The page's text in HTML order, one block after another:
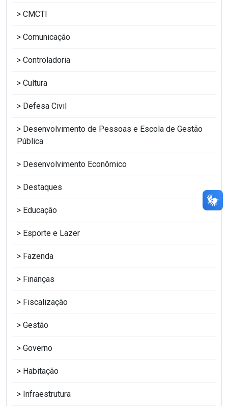
CMCTI
Comunicação
Controladoria
Cultura
Defesa Civil
Desenvolvimento de Pessoas e Escola de Gestão
Pública
Desenvolvimento Econômico
Destaques
Educação
Esporte e Lazer
Fazenda
Finanças
Fiscalização
Gestão
Governo
Habitação
Infraestrutura